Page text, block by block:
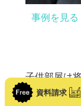
事例を見
子供部屋は
グの一部と
資料請求